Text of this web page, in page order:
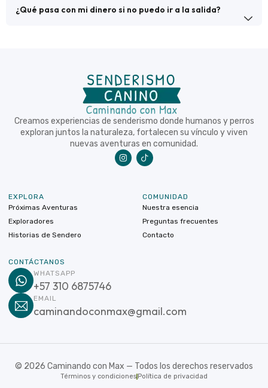
¿Qué pasa con mi dinero si no puedo ir a la salida?
Creamos experiencias de senderismo donde humanos y perros
exploran juntos la naturaleza, fortalecen su vínculo y viven
nuevas aventuras en comunidad.
EXPLORA
Próximas Aventuras
Exploradores
Historias de Sendero
COMUNIDAD
Nuestra esencia
Preguntas frecuentes
Contacto
CONTÁCTANOS
WHATSAPP
+57 310 6875746
EMAIL
caminandoconmax@gmail.com
© 2026 Caminando con Max — Todos los derechos reservados
Términos y condiciones Política de privacidad